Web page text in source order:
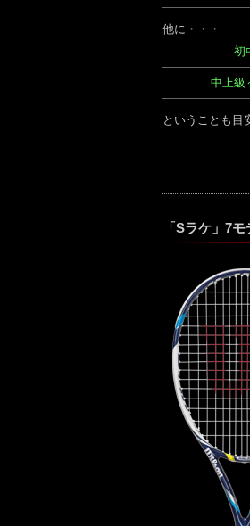
他に・・・
初
中上級
ということも目
「Sラケ」7